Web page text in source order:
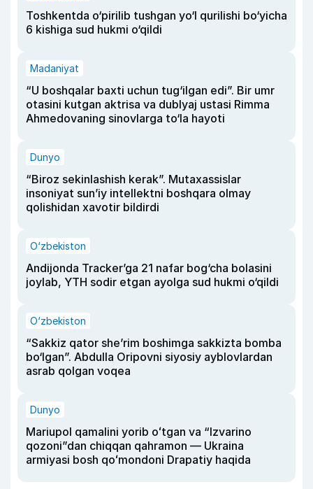
Toshkentda o‘pirilib tushgan yo‘l qurilishi bo‘yicha
6 kishiga sud hukmi o‘qildi
Madaniyat
“U boshqalar baxti uchun tug‘ilgan edi”. Bir umr
otasini kutgan aktrisa va dublyaj ustasi Rimma
Ahmedovaning sinovlarga to‘la hayoti
Dunyo
“Biroz sekinlashish kerak”. Mutaxassislar
insoniyat sun’iy intellektni boshqara olmay
qolishidan xavotir bildirdi
O‘zbekiston
Andijonda Tracker’ga 21 nafar bog‘cha bolasini
joylab, YTH sodir etgan ayolga sud hukmi o‘qildi
O‘zbekiston
“Sakkiz qator she’rim boshimga sakkizta bomba
bo‘lgan”. Abdulla Oripovni siyosiy ayblovlardan
asrab qolgan voqea
Dunyo
Mariupol qamalini yorib oʻtgan va “Izvarino
qozoni”dan chiqqan qahramon — Ukraina
armiyasi bosh qoʻmondoni Drapatiy haqida